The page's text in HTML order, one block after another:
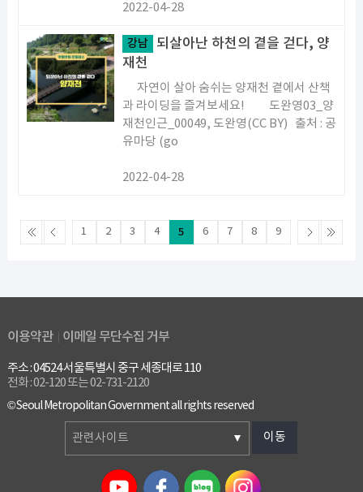
2022-04-28
강남
되살아난 하천의 곁을 걷다, 양
재천
자연이 살아 숨쉬는 양재천 곁에서 산책
과 라이딩을 즐겨보세요! 도완영03_양
재천인근_00049, 도완영(CC BY) 출처 : 공
유마당 (go
2022-04-28
1 2 3 4 5 6 7 8 9
이용약관 이메일 무단수집 거부
주소 : 04524 서울특별시 중구 세종대로 110
전화 : 02-120 또는 02-731-2120
© Seoul Metropolitan Government all rights reserved
관련사이트 이동